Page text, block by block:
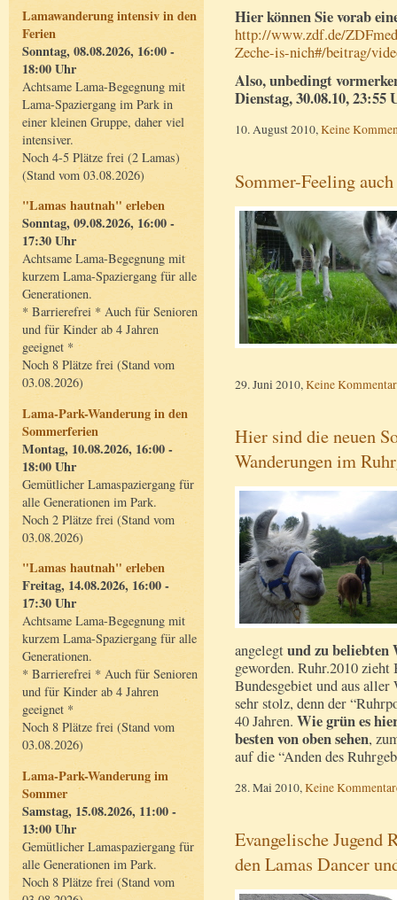
Lamawanderung intensiv in den
Ferien
Sonntag, 08.08.2026, 16:00 -
18:00 Uhr
Achtsame Lama-Begegnung mit
Lama-Spaziergang im Park in
einer kleinen Gruppe, daher viel
intensiver.
Noch 4-5 Plätze frei (2 Lamas)
(Stand vom 03.08.2026)
"Lamas hautnah" erleben
Sonntag, 09.08.2026, 16:00 -
17:30 Uhr
Achtsame Lama-Begegnung mit
kurzem Lama-Spaziergang für alle
Generationen.
* Barrierefrei * Auch für Senioren
und für Kinder ab 4 Jahren
geeignet *
Noch 8 Plätze frei (Stand vom
03.08.2026)
Lama-Park-Wanderung in den
Sommerferien
Montag, 10.08.2026, 16:00 -
18:00 Uhr
Gemütlicher Lamaspaziergang für
alle Generationen im Park.
Noch 2 Plätze frei (Stand vom
03.08.2026)
"Lamas hautnah" erleben
Freitag, 14.08.2026, 16:00 -
17:30 Uhr
Achtsame Lama-Begegnung mit
kurzem Lama-Spaziergang für alle
Generationen.
* Barrierefrei * Auch für Senioren
und für Kinder ab 4 Jahren
geeignet *
Noch 8 Plätze frei (Stand vom
03.08.2026)
Lama-Park-Wanderung im
Sommer
Samstag, 15.08.2026, 11:00 -
13:00 Uhr
Gemütlicher Lamaspaziergang für
alle Generationen im Park.
Noch 8 Plätze frei (Stand vom
Hier können Sie vorab
http://www.zdf.de/
Zeche-is-nich#/beitrag/
Also, unbedingt
Dienstag, 30.08.10, 23:55
10. August 2010,Keine
Sommer-Feeling
29. Juni 2010, Keine
Hier sind die neuen
Wanderungen im
angelegtund zu beliebten
geworden. Ruhr.2010 zieht
Bundesgebiet und aus
sehr stolz, denn der
40 Jahren. Wie grün es
besten von oben sehen,
auf die “Anden des
28. Mai 2010,Keine
Evangelische Jugend
den Lamas Dancer